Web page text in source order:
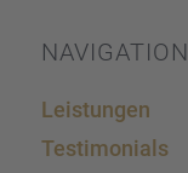
NAVIGA­TION
Leistun­gen
Testi­mo­ni­als